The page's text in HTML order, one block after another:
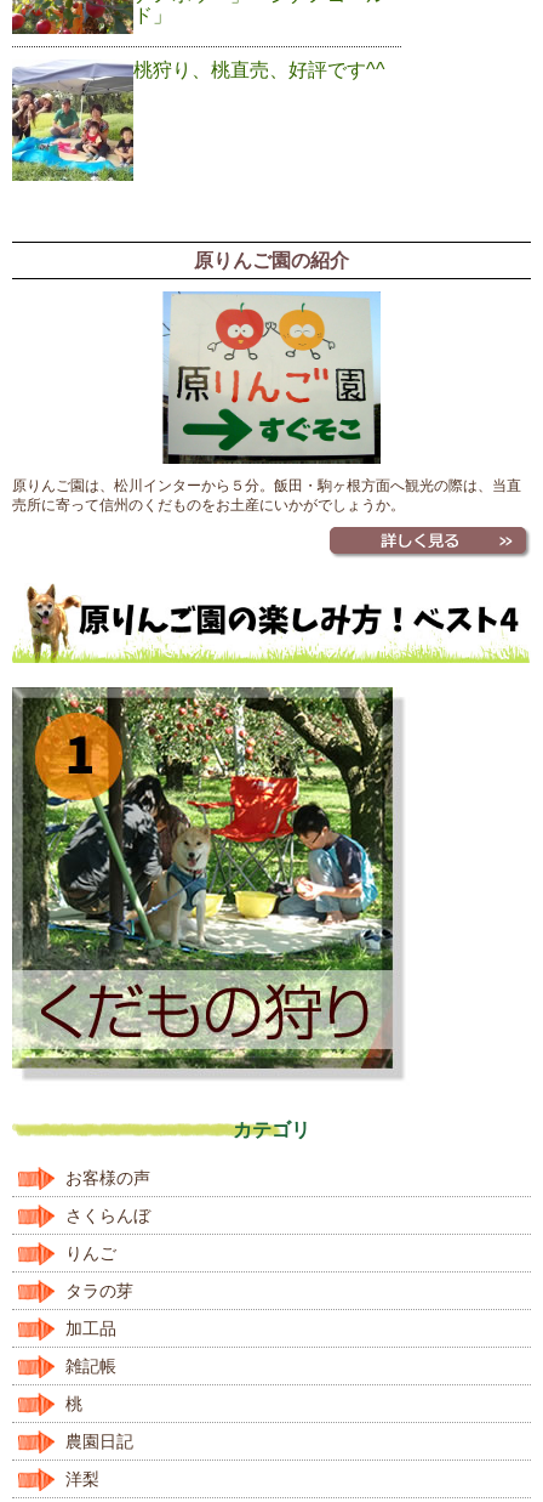
ド」
桃狩り、桃直売、好評です^^
原りんご園の紹介
原りんご園は、松川インターから５分。飯田・駒ヶ根方面へ観光の際は、当直
売所に寄って信州のくだものをお土産にいかがでしょうか。
カテゴリ
お客様の声
さくらんぼ
りんご
タラの芽
加工品
雑記帳
桃
農園日記
洋梨